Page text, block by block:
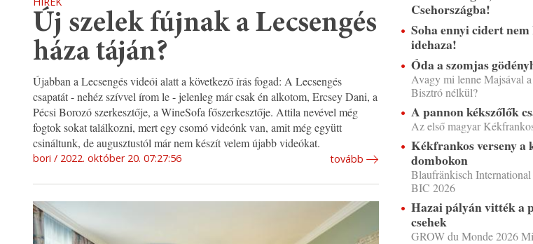
Új szelek fújnak a Lecsengés
háza táján?
Újabban a Lecsengés videói alatt a következő írás fogad: A Lecsengés
csapatát - nehéz szívvel írom le - jelenleg már csak én alkotom, Ercsey Dani, a
Pécsi Borozó szerkesztője, a WineSofa főszerkesztője. Attila nevével még
fogtok sokat találkozni, mert egy csomó videónk van, amit még együtt
csináltunk, de augusztustól már nem készít velem újabb videókat.
bori 2022. október 20. 07:27:56 tovább
Csehországba!
Soha ennyi cidert
idehaza!
Óda a szomjas
Avagy mi lenne Majsával
Bisztró nélkül?
A pannon kékszőlők
Az első magyar
Kékfrankos verseny a
dombokon
Blaufränkisch
BIC 2026
Hazai pályán vitték a
csehek
GROW du Monde 2026